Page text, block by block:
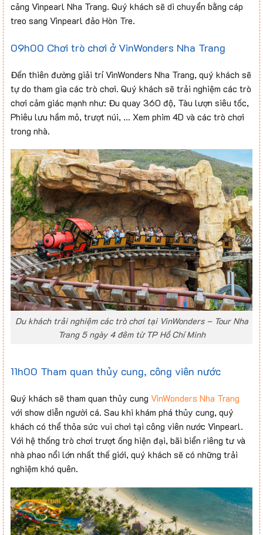
cảng Vinpearl Nha Trang. Quý khách sẽ di chuyển bằng cáp
treo sang Vinpearl đảo Hòn Tre.
09h00 Chơi trò chơi ở VinWonders Nha Trang
Đến thiên đường giải trí VinWonders Nha Trang, quý khách sẽ
tự do tham gia các trò chơi. Quý khách sẽ trải nghiệm các trò
chơi cảm giác mạnh như: Đu quay 360 độ, Tàu lượn siêu tốc,
Phiêu lưu hầm mỏ, trượt núi, … Xem phim 4D và các trò chơi
trong nhà.
Du khách trải nghiệm các trò chơi tại VinWonders – Tour Nha
Trang 5 ngày 4 đêm từ TP Hồ Chí Minh
11h00 Tham quan thủy cung, công viên nước
Quý khách sẽ tham quan thủy cung VinWonders Nha Trang
với show diễn người cá. Sau khi khám phá thủy cung, quý
khách có thể thỏa sức vui chơi tại công viên nước Vinpearl.
Với hệ thống trò chơi trượt ống hiện đại, bãi biển riêng tư và
nhà phao nổi lớn nhất thế giới, quý khách sẽ có những trải
nghiệm khó quên.